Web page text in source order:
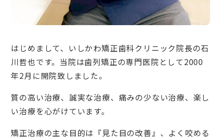
はじめまして、いしかわ矯正歯科クリニック院長の石
川哲也です。当院は歯列矯正の専門医院として2000
年2月に開院致しました。
質の高い治療、誠実な治療、痛みの少ない治療、楽し
い治療を心がけています。
矯正治療の主な目的は『見た目の改善』、よく咬める